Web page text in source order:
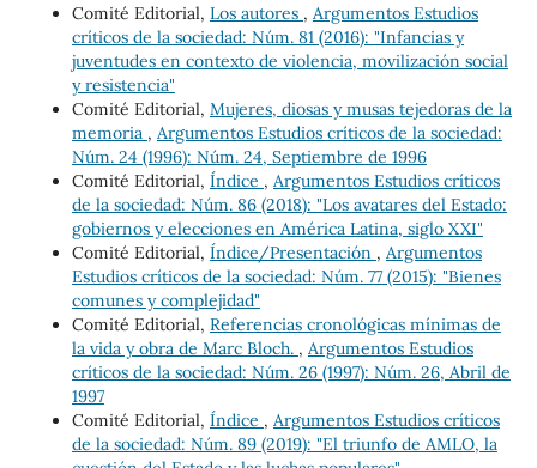
Comité Editorial, Los autores , Argumentos Estudios
críticos de la sociedad: Núm. 81 (2016): "Infancias y
juventudes en contexto de violencia, movilización social
y resistencia"
Comité Editorial, Mujeres, diosas y musas tejedoras de la
memoria , Argumentos Estudios críticos de la sociedad:
Núm. 24 (1996): Núm. 24, Septiembre de 1996
Comité Editorial, Índice , Argumentos Estudios críticos
de la sociedad: Núm. 86 (2018): "Los avatares del Estado:
gobiernos y elecciones en América Latina, siglo XXI"
Comité Editorial, Índice/Presentación , Argumentos
Estudios críticos de la sociedad: Núm. 77 (2015): "Bienes
comunes y complejidad"
Comité Editorial, Referencias cronológicas mínimas de
la vida y obra de Marc Bloch. , Argumentos Estudios
críticos de la sociedad: Núm. 26 (1997): Núm. 26, Abril de
1997
Comité Editorial, Índice , Argumentos Estudios críticos
de la sociedad: Núm. 89 (2019): "El triunfo de AMLO, la